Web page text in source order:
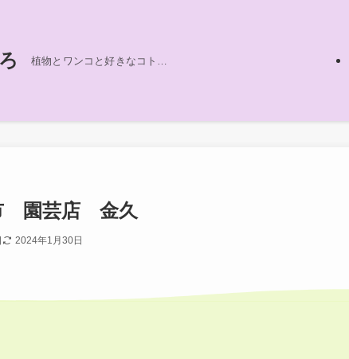
植物とワンコと好きなコト…
園芸店 金久
2024年1月30日